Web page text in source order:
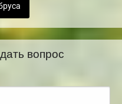
вопрос